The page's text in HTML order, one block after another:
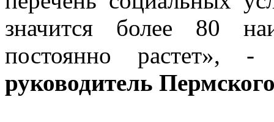
значится более 80
постоянно растет»,
руководитель